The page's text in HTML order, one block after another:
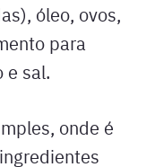
óleo, ovos,
para
e sal.
onde é